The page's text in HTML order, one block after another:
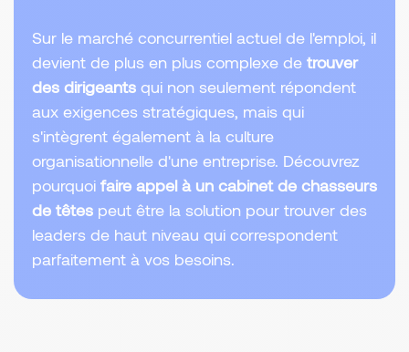
Sur le marché concurrentiel actuel de l'emploi, il
devient de plus en plus complexe de trouver
des dirigeants qui non seulement répondent
aux exigences stratégiques, mais qui
s'intègrent également à la culture
organisationnelle d'une entreprise. Découvrez
pourquoi faire appel à un cabinet de chasseurs
de têtes peut être la solution pour trouver des
leaders de haut niveau qui correspondent
parfaitement à vos besoins.